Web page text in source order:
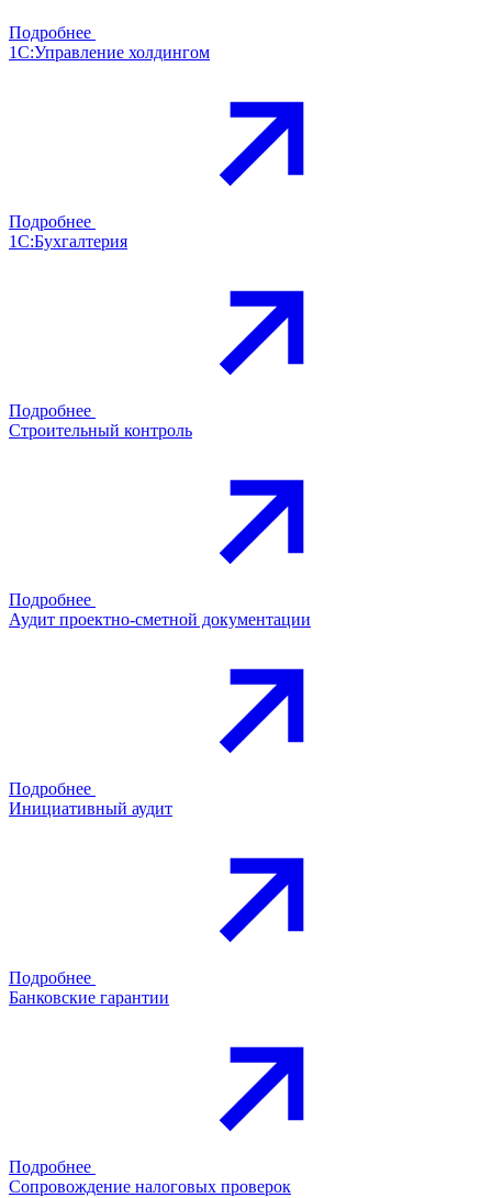
Подробнее
1С:Управление холдингом
Подробнее
1С:Бухгалтерия
Подробнее
Строительный контроль
Подробнее
Аудит проектно-сметной документации
Подробнее
Инициативный аудит
Подробнее
Банковские гарантии
Подробнее
Сопровождение налоговых проверок